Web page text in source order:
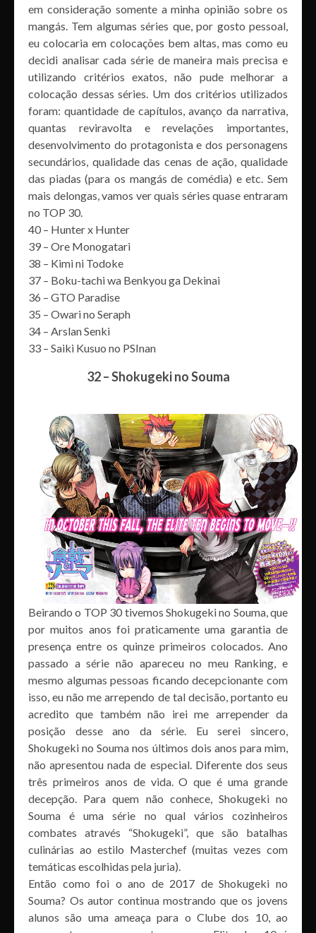
em consideração somente a minha opinião sobre os
mangás. Tem algumas séries que, por gosto pessoal,
eu colocaria em colocações bem altas, mas como eu
decidi analisar cada série de maneira mais precisa e
utilizando critérios exatos, não pude melhorar a
colocação dessas séries. Um dos critérios utilizados
foram: quantidade de capítulos, avanço da narrativa,
quantas reviravolta e revelações importantes,
desenvolvimento do protagonista e dos personagens
secundários, qualidade das cenas de ação, qualidade
das piadas (para os mangás de comédia) e etc. Sem
mais delongas, vamos ver quais séries quase entraram
no TOP 30.
40 – Hunter x Hunter
39 – Ore Monogatari
38 – Kimi ni Todoke
37 – Boku-tachi wa Benkyou ga Dekinai
36 – GTO Paradise
35 – Owari no Seraph
34 – Arslan Senki
33 – Saiki Kusuo no PSInan
32 – Shokugeki no Souma
Beirando o TOP 30 tivemos Shokugeki no Souma, que
por muitos anos foi praticamente uma garantia de
presença entre os quinze primeiros colocados. Ano
passado a série não apareceu no meu Ranking, e
mesmo algumas pessoas ficando decepcionante com
isso, eu não me arrependo de tal decisão, portanto eu
acredito que também não irei me arrepender da
posição desse ano da série. Eu serei sincero,
Shokugeki no Souma nos últimos dois anos para mim,
não apresentou nada de especial. Diferente dos seus
três primeiros anos de vida. O que é uma grande
decepção. Para quem não conhece, Shokugeki no
Souma é uma série no qual vários cozinheiros
combates através “Shokugeki”, que são batalhas
culinárias ao estilo Masterchef (muitas vezes com
temáticas escolhidas pela juria).
Então como foi o ano de 2017 de Shokugeki no
Souma? Os autor continua mostrando que os jovens
alunos são uma ameaça para o Clube dos 10, ao